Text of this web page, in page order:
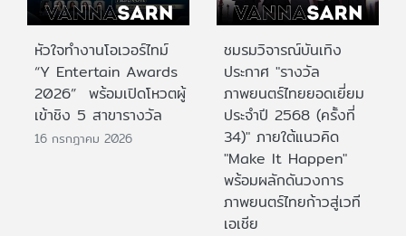
หัวใจทำงานโอเวอร์ไทม์
“Y Entertain Awards
2026” พร้อมเปิดโหวตผู้
เข้าชิง 5 สาขารางวัล
16 กรกฎาคม 2026
ชมรมวิจารณ์บันเทิง
ประกาศ "รางวัล
ภาพยนตร์ไทยยอดเยี่ยม
ประจําปี 2568 (ครั้งที่
34)" ภายใต้แนวคิด
"Make It Happen"
พร้อมผลักดันวงการ
ภาพยนตร์ไทยก้าวสู่เวที
เอเชีย